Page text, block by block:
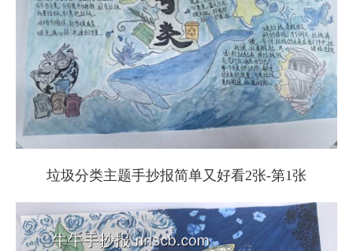
垃圾分类主题手抄报简单又好看2张-第1张